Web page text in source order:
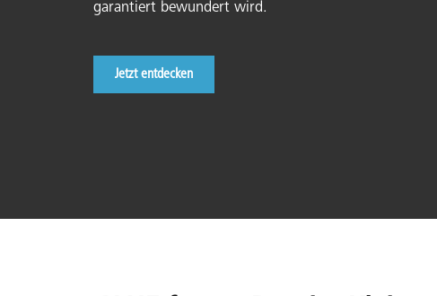
garantiert bewundert wird.
Jetzt entdecken